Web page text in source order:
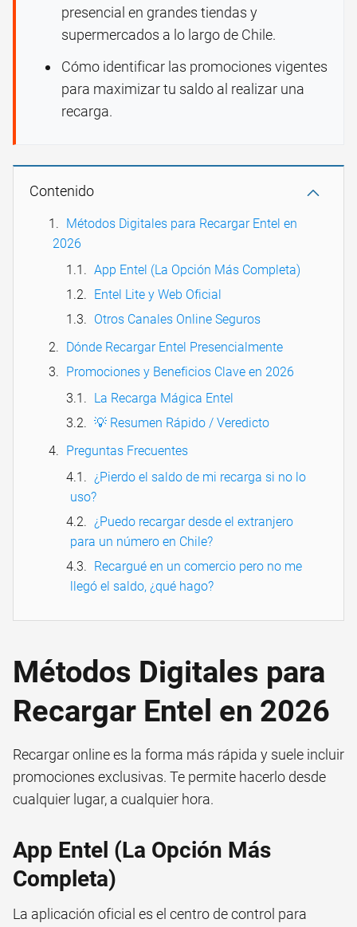
presencial en grandes tiendas y
supermercados a lo largo de Chile.
Cómo identificar las promociones vigentes
para maximizar tu saldo al realizar una
recarga.
Contenido
Métodos Digitales para Recargar Entel en
2026
App Entel (La Opción Más Completa)
Entel Lite y Web Oficial
Otros Canales Online Seguros
Dónde Recargar Entel Presencialmente
Promociones y Beneficios Clave en 2026
La Recarga Mágica Entel
💡 Resumen Rápido / Veredicto
Preguntas Frecuentes
¿Pierdo el saldo de mi recarga si no lo
uso?
¿Puedo recargar desde el extranjero
para un número en Chile?
Recargué en un comercio pero no me
llegó el saldo, ¿qué hago?
Métodos Digitales para
Recargar Entel en 2026
Recargar online es la forma más rápida y suele incluir
promociones exclusivas. Te permite hacerlo desde
cualquier lugar, a cualquier hora.
App Entel (La Opción Más
Completa)
La aplicación oficial es el centro de control para